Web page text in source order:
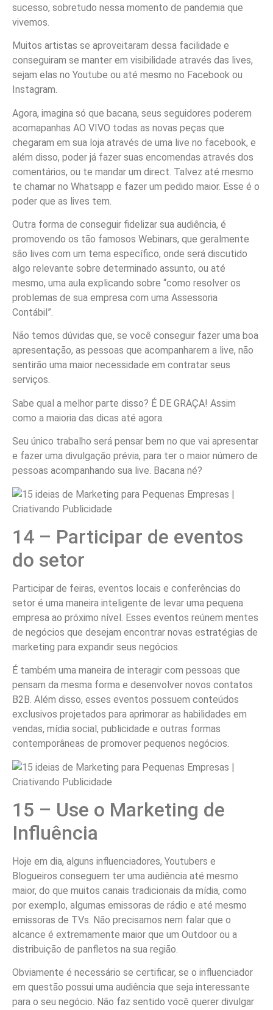
sucesso, sobretudo nessa momento de pandemia que
vivemos.
Muitos artistas se aproveitaram dessa facilidade e
conseguiram se manter em visibilidade através das lives,
sejam elas no Youtube ou até mesmo no Facebook ou
Instagram.
Agora, imagina só que bacana, seus seguidores poderem
acomapanhas AO VIVO todas as novas peças que
chegaram em sua loja através de uma live no facebook, e
além disso, poder já fazer suas encomendas através dos
comentários, ou te mandar um direct. Talvez até mesmo
te chamar no Whatsapp e fazer um pedido maior. Esse é o
poder que as lives tem.
Outra forma de conseguir fidelizar sua audiência, é
promovendo os tão famosos Webinars, que geralmente
são lives com um tema específico, onde será discutido
algo relevante sobre determinado assunto, ou até
mesmo, uma aula explicando sobre “como resolver os
problemas de sua empresa com uma Assessoria
Contábil”.
Não temos dúvidas que, se você conseguir fazer uma boa
apresentação, as pessoas que acompanharem a live, não
sentirão uma maior necessidade em contratar seus
serviços.
Sabe qual a melhor parte disso? É DE GRAÇA! Assim
como a maioria das dicas até agora.
Seu único trabalho será pensar bem no que vai apresentar
e fazer uma divulgação prévia, para ter o maior número de
pessoas acompanhando sua live. Bacana né?
14 – Participar de eventos
do setor
Participar de feiras, eventos locais e conferências do
setor é uma maneira inteligente de levar uma pequena
empresa ao próximo nível. Esses eventos reúnem mentes
de negócios que desejam encontrar novas estratégias de
marketing para expandir seus negócios.
É também uma maneira de interagir com pessoas que
pensam da mesma forma e desenvolver novos contatos
B2B. Além disso, esses eventos possuem conteúdos
exclusivos projetados para aprimorar as habilidades em
vendas, mídia social, publicidade e outras formas
contemporâneas de promover pequenos negócios.
15 – Use o Marketing de
Influência
Hoje em dia, alguns influenciadores, Youtubers e
Blogueiros conseguem ter uma audiência até mesmo
maior, do que muitos canais tradicionais da mídia, como
por exemplo, algumas emissoras de rádio e até mesmo
emissoras de TVs. Não precisamos nem falar que o
alcance é extremamente maior que um Outdoor ou a
distribuição de panfletos na sua região.
Obviamente é necessário se certificar, se o influenciador
em questão possui uma audiência que seja interessante
para o seu negócio. Não faz sentido você querer divulgar